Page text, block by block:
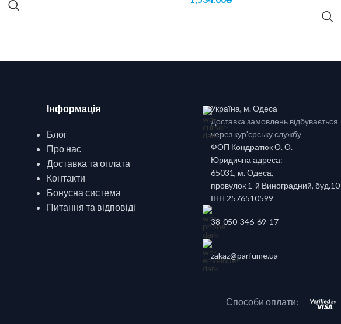
Інформація
Блог
Про нас
Доставка та оплата
Контакти
Бонусна система
Питання та відповіді
Україна, м. Одеса
Доставка замовлень відбувається
через кур'єрську службу
ФОП Кондратюк О. О.
Юридична адреса:
65031, м. Одеса,
провулок 1-й Виноградний, буд.10
ІНН 2576510599
38-050-346-69-17
zakaz@parfume.ua
Способи оплати: